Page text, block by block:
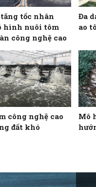
tăng tốc nhân
hình nuôi tôm
công nghệ cao
Đa
ao
công nghệ cao
đất khó
Mô